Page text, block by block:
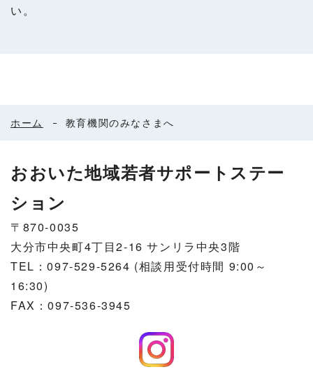
い。
ホーム 教育機関のみなさまへ
おおいた地域若者サポートステー
ション
〒870-0035
大分市中央町4丁目2-16 サンリラ中央3階
TEL：097-529-5264 (相談用受付時間 9:00～
16:30)
FAX：097-536-3945